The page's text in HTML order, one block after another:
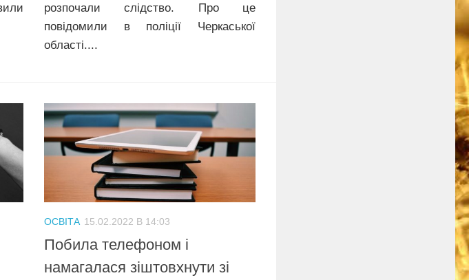
розпочали слідство. Про це
повідомили в поліції Черкаської
області....
ОСВІТА 15.02.2022 В 14:03
Побила телефоном і
намагалася зіштовхнути зі